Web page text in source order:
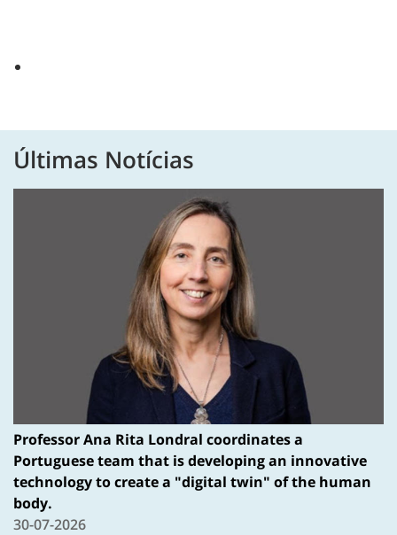
Últimas Notícias
Professor Ana Rita Londral coordinates a
Portuguese team that is developing an innovative
technology to create a "digital twin" of the human
body.
30-07-2026